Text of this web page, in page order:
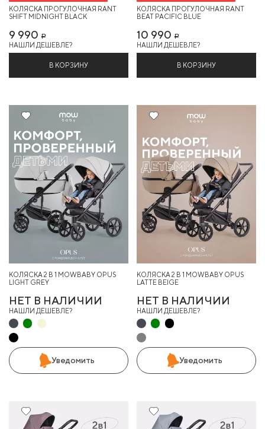
КОЛЯСКА ПРОГУЛОЧНАЯ RANT
SHIFT MIDNIGHT BLACK
9 990 Р
НАШЛИ ДЕШЕВЛЕ?
В КОРЗИНУ
КОЛЯСКА ПРОГУЛОЧНАЯ RANT
BEAT PACIFIC BLUE
10 990 Р
НАШЛИ ДЕШЕВЛЕ?
В КОРЗИНУ
10%
КОЛЯСКА 2 В 1 MOWBABY OPUS
LIGHT GREY
НЕТ В НАЛИЧИИ
НАШЛИ ДЕШЕВЛЕ?
Уведомить
10%
КОЛЯСКА 2 В 1 MOWBABY OPUS
LATTE BEIGE
НЕТ В НАЛИЧИИ
НАШЛИ ДЕШЕВЛЕ?
Уведомить
9%